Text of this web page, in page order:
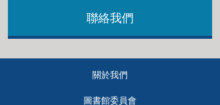
聯絡我們
關於我們
圖書館委員會